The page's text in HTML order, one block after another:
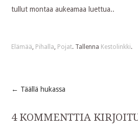
tullut montaa aukeamaa luettua..
Elämää, Pihalla, Pojat. Tallenna Kestolinkki.
Post
navigation
← Täällä hukassa
4 KOMMENTTIA